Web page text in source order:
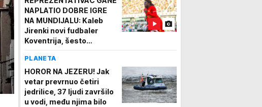
NAPLATIO DOBRE IGRE
NA MUNDIJALU: Kaleb
Jirenki novi fudbaler
Koventrija, šesto
Lamparda
PLANETA
HOROR NA JEZERU! Jak
vetar prevrnuo četiri
jedrilice, 37 ljudi završilo
u vodi, među njima bilo